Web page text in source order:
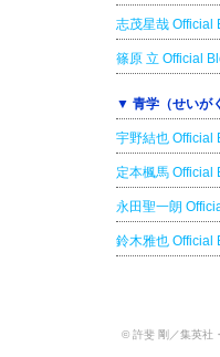
志茂星哉 Official
篠原 立 Official
▼ 青学（せいが
宇野結也 Official
定本楓馬 Official
永田聖一朗
鈴木雅也 Official
© 許斐 剛／集英社